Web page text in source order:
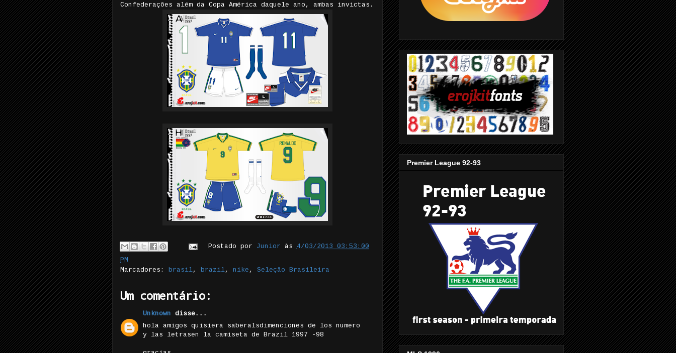
Confederações além da Copa América daquele ano, ambas invictas.
Postado por Junior às 4/03/2013 03:53:00
PM
Marcadores:
brasil, brazil, nike , Seleção Brasileira
Um comentário:
Unknown disse...
hola amigos quisiera saberalsdimenciones de los numero
y las letrasen la camiseta de Brazil 1997 -98
Premier League 92-93